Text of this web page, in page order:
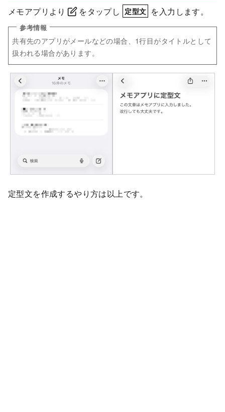
メモアプリより をタップし 定型文 を入力します。
共有先のアプリがメールなどの場合、1行目がタイトルとして
扱われる場合があります。
定型文を作成するやり方は以上です。